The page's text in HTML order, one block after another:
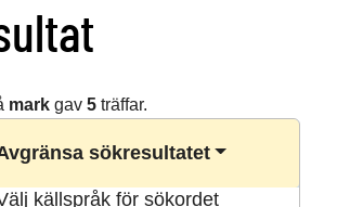
markgav 5träffar.
sökresultatet
källspråk för sökordet